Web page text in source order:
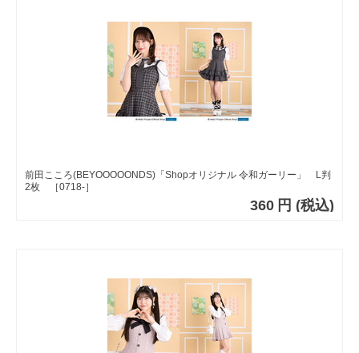
前田こころ(BEYOOOOONDS)「Shopオリジナル 令和ガーリー」 L判
2枚 ［0718-］
360 円 (税込)